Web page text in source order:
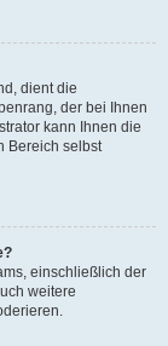
dient die
der bei Ihnen
kann Ihnen die
Bereich selbst
einschließlich der
weitere